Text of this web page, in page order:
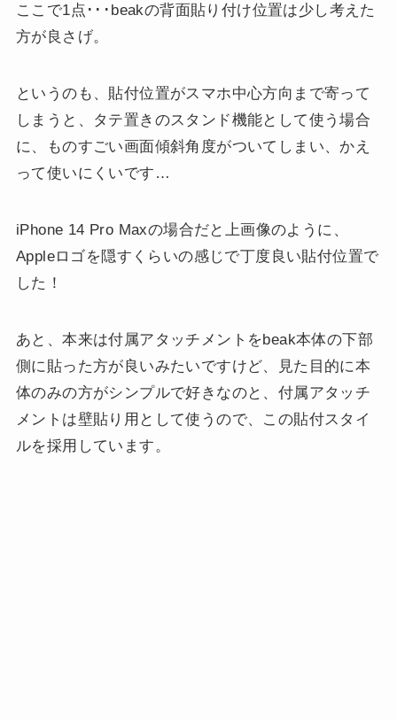
ここで1点･･･beakの背面貼り付け位置は少し考えた
方が良さげ。
というのも、貼付位置がスマホ中心方向まで寄って
しまうと、タテ置きのスタンド機能として使う場合
に、ものすごい画面傾斜角度がついてしまい、かえ
って使いにくいです…
iPhone 14 Pro Maxの場合だと上画像のように、
Appleロゴを隠すくらいの感じで丁度良い貼付位置で
した！
あと、本来は付属アタッチメントをbeak本体の下部
側に貼った方が良いみたいですけど、見た目的に本
体のみの方がシンプルで好きなのと、付属アタッチ
メントは壁貼り用として使うので、この貼付スタイ
ルを採用しています。